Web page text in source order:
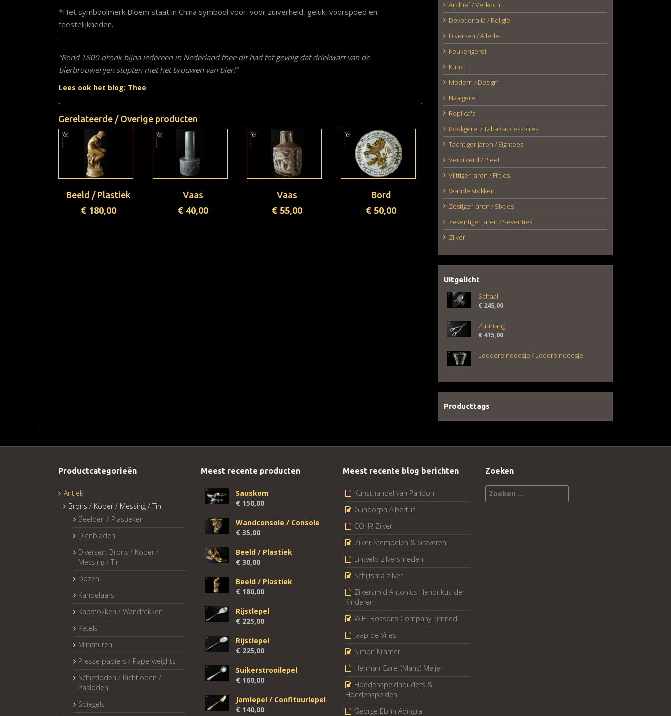
*Het symboolmerk Bloem staat in China symbool voor: voor zuiverheid, geluk, voorspoed en
feestelijkheden.
“Rond 1800 dronk bijna iedereen in Nederland thee dit had tot gevolg dat driekwart van de
bierbrouwerijen stopten met het brouwen van bier!”
Lees ook het blog: Thee
Gerelateerde / Overige producten
Beeld / Plastiek
€180,00
Vaas
€40,00
Vaas
€ 55,00
Bord
€ 50,00
Archief / Verkocht
Devotionalia / Religie
Diversen / Allerlei
Keukengerei
Kunst
Modern / Design
Naaigerei
Replica's
Rookgerei / Tabak accessoires
Tachtiger jaren / Eightees
Verzilverd / Pleet
Vijftiger jaren / Fifties
Wandelstokken
Zestiger jaren / Sixties
Zeventiger jaren / Seventies
Zilver
Uitgelicht
Schaal
€ 245,00
Zuurtang
€ 415,00
Loddereindoosje / Lodereindoosje
Producttags
Productcategorieën
Antiek
Brons / Koper / Messing / Tin
Beelden / Plastieken
Dienbladen
Diversen: Brons / Koper /
Messing / Tin
Dozen
Kandelaars
Kapstokken / Wandrekken
Ketels
Miniaturen
Presse papiers / Paperweights
Schietloden / Richtloden /
Pasloden
Spiegels
Meest recente producten
Sauskom
€ 150,00
Wandconsole / Console
€ 35,00
Beeld / Plastiek
€ 30,00
Beeld / Plastiek
€ 180,00
Rijstlepel
€ 225,00
Rijstlepel
€ 225,00
Suikerstrooilepel
€ 160,00
Jamlepel / Confituurlepel
€ 140,00
Meest recente blog berichten
Kunsthandel van Paridon
Gundorph Albertus
COHR Zilver
Zilver Stempelen & Graveren
Lintveld zilversmeden
Schijfsma zilver
Zilversmid Antonius Hendrikus der
Kinderen
W.H. Bossons Company Limited
Jaap de Vries
Simon Kramer
Herman Carel (Mans) Meijer
Hoedenspeldhouders &
Hoedenspelden
George Ebrin Adingra
Zoeken
Zoeken
naar: